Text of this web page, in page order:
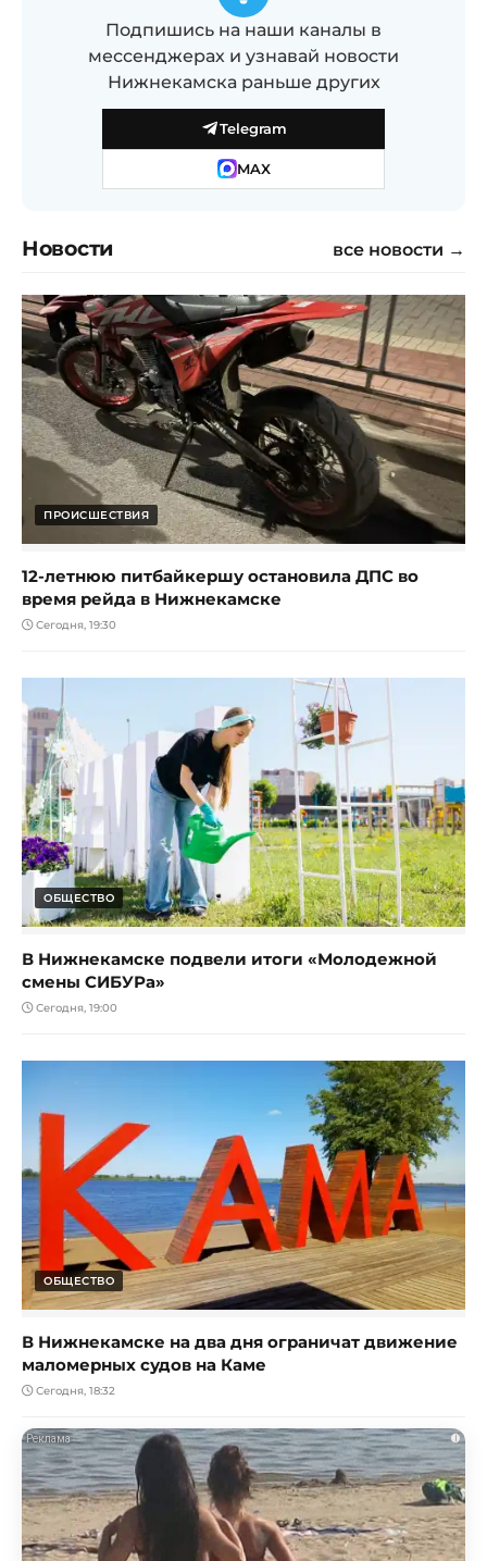
Подпишись на наши каналы в
мессенджерах и узнавай новости
Нижнекамска раньше других
Telegram
MAX
Новости все новости →
ПРОИСШЕСТВИЯ
12-летнюю питбайкершу остановила ДПС во
время рейда в Нижнекамске
Сегодня, 19:30
ОБЩЕСТВО
В Нижнекамске подвели итоги «Молодежной
смены СИБУРа»
Сегодня, 19:00
ОБЩЕСТВО
В Нижнекамске на два дня ограничат движение
маломерных судов на Каме
Сегодня, 18:32
i